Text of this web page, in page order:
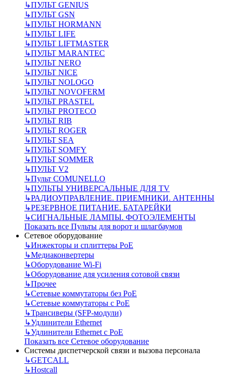
↳ПУЛЬТ GENIUS
↳ПУЛЬТ GSN
↳ПУЛЬТ HORMANN
↳ПУЛЬТ LIFE
↳ПУЛЬТ LIFTMASTER
↳ПУЛЬТ MARANTEC
↳ПУЛЬТ NERO
↳ПУЛЬТ NICE
↳ПУЛЬТ NOLOGO
↳ПУЛЬТ NOVOFERM
↳ПУЛЬТ PRASTEL
↳ПУЛЬТ PROTECO
↳ПУЛЬТ RIB
↳ПУЛЬТ ROGER
↳ПУЛЬТ SEA
↳ПУЛЬТ SOMFY
↳ПУЛЬТ SOMMER
↳ПУЛЬТ V2
↳Пульт СOMUNELLO
↳ПУЛЬТЫ УНИВЕРСАЛЬНЫЕ ДЛЯ TV
↳РАДИОУПРАВЛЕНИЕ. ПРИЕМНИКИ. АНТЕННЫ
↳РЕЗЕРВНОЕ ПИТАНИЕ. БАТАРЕЙКИ
↳СИГНАЛЬНЫЕ ЛАМПЫ. ФОТОЭЛЕМЕНТЫ
Показать все Пульты для ворот и шлагбаумов
Сетевое оборудование
↳Инжекторы и сплиттеры РоЕ
↳Медиаконвертеры
↳Оборудование Wi-Fi
↳Оборудование для усиления сотовой связи
↳Прочее
↳Сетевые коммутаторы без РоЕ
↳Сетевые коммутаторы с РоЕ
↳Трансиверы (SFP-модули)
↳Удлинители Ethernet
↳Удлинители Ethernet с PoE
Показать все Сетевое оборудование
Системы диспетчерской связи и вызова персонала
↳GETCALL
↳Hostcall